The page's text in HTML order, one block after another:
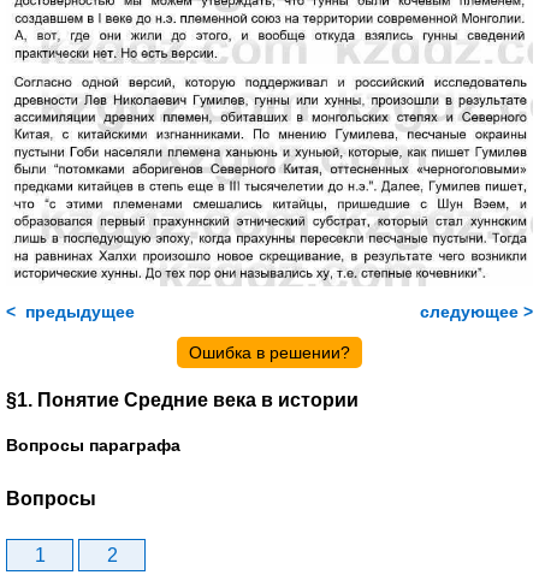
< предыдущее следующее >
Ошибка в решении?
§1. Понятие Средние века в истории
Вопросы параграфа
Вопросы
1 2